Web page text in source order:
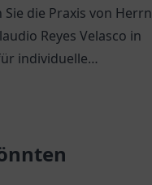
Sie die Praxis von Herrn
Reyes Velasco in
individuelle